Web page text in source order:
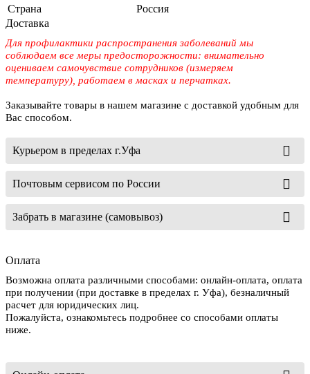
Страна
Россия
Доставка
Для профилактики распространения заболеваний мы
соблюдаем все меры предосторожности: внимательно
оцениваем самочувствие сотрудников (измеряем
температуру), работаем в масках и перчатках.
Заказывайте товары в нашем магазине с доставкой удобным для
Вас способом.
Курьером в пределах г.Уфа
Почтовым сервисом по России
Забрать в магазине (самовывоз)
Оплата
Возможна оплата различными способами: онлайн-оплата, оплата
при получении (при доставке в пределах г. Уфа), безналичный
расчет для юридических лиц.
Пожалуйста, ознакомьтесь подробнее со способами оплаты
ниже.